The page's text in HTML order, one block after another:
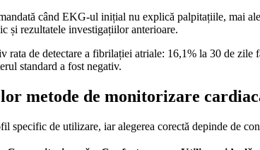
când EKG-ul inițial nu explică palpitațiile, mai
și rezultatele investigațiilor anterioare.
rata de detectare a fibrilației atriale: 16,1% la 30 de
standard a fost negativ.
metode de monitorizare
specific de utilizare, iar alegerea corectă depinde de